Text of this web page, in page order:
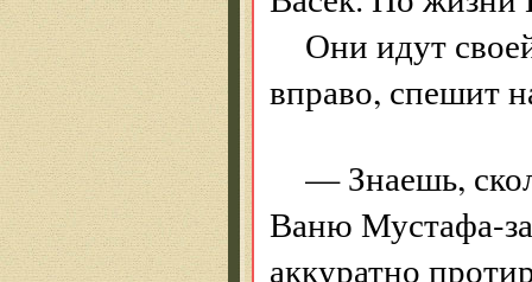
Они идут
вправо, спешит
— Знаешь,
Ваню Мустафа-
аккуратно